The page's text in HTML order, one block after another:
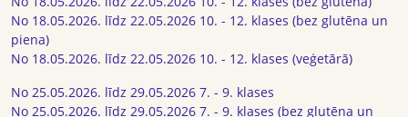
No 18.05.2026. līdz 22.05.2026 10. - 12. klases (bez glutēna un
piena)
No 18.05.2026. līdz 22.05.2026 10. - 12. klases (veģetārā)
No 25.05.2026. līdz 29.05.2026 7. - 9. klases
No 25.05.2026. līdz 29.05.2026 7. - 9. klases (bez glutēna un